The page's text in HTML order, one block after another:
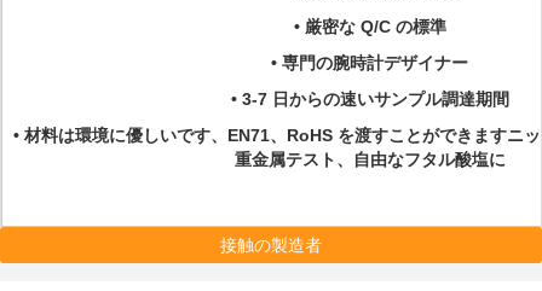
• 厳密な Q/C の標準
• 専門の腕時計デザイナー
• 3-7 日からの速いサンプル調達期間
• 材料は環境に優しいです、EN71、RoHS を渡すことができますニ
重金属テスト、自由なフタル酸塩に
接触の製造者